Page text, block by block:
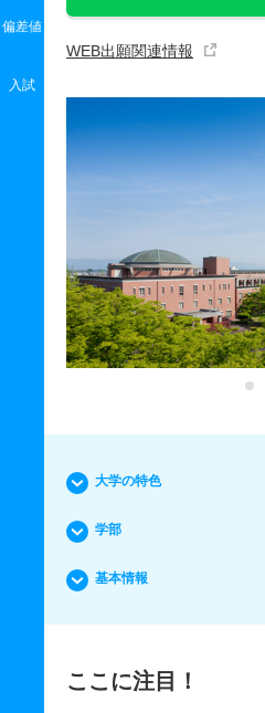
WEB出願関連情報
偏差値
入試
大学の特色
学部
基本情報
ここに注目！